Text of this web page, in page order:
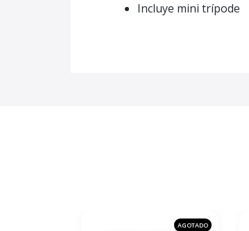
Incluye mini trípode
AGOTADO